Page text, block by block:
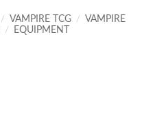
/ VAMPIRE TCG /
VAMPIRE
/ EQUIPMENT